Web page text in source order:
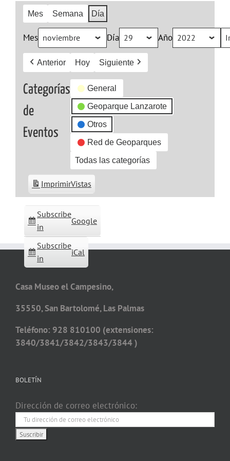
Mes Semana Día
Mes Día Año
Anterior Hoy Siguiente
Categorías
de
Eventos
General
Geoparque Lanzarote
Otros
Red de Geoparques
Todas las categorías
Subscribe
in
Google
Subscribe
in
iCal
ImprimirVistas
Casa Museo el Campesino,
35550, San Bartolomé, Las Palmas
Teléfono: 928 810100 (extensiones:
3840/3841/3842/3843/3844 )
BOLETÍN
Dirección de correo electrónico: